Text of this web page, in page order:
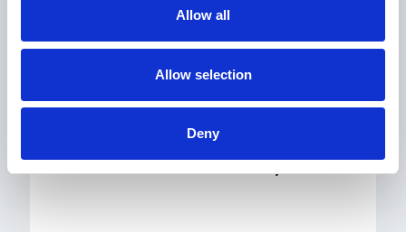
Allow all
Allow selection
Deny
GENERALI ČESKÁ POJIŠŤOVNA, a.s.